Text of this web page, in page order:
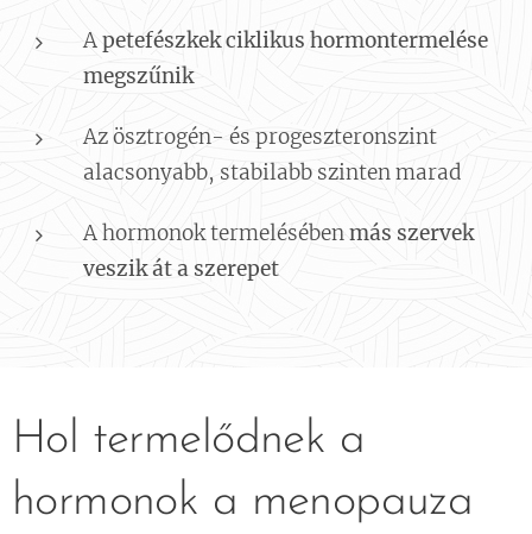
Apetefészkek ciklikus hormontermelése
megszűnik
Az ösztrogén- és progeszteronszint
alacsonyabb, stabilabb szinten marad
A hormonok termelésébenmás szervek
veszik át a szerepet
Hol termelődnek a
hormonok a menopauza